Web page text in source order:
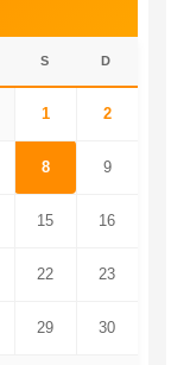
S D
1 2
8 9
15 16
22 23
29 30